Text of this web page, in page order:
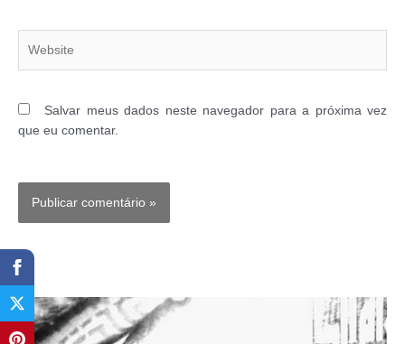
Salvar meus dados neste navegador para a próxima vez
que eu comentar.